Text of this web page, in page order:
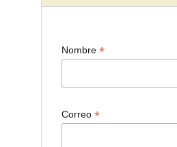
Nombre *
Correo *